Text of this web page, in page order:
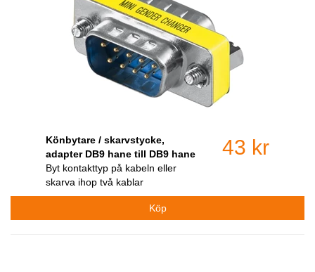
Könbytare / skarvstycke,
adapter DB9 hane till DB9 hane
Byt kontakttyp på kabeln eller
skarva ihop två kablar
43 kr